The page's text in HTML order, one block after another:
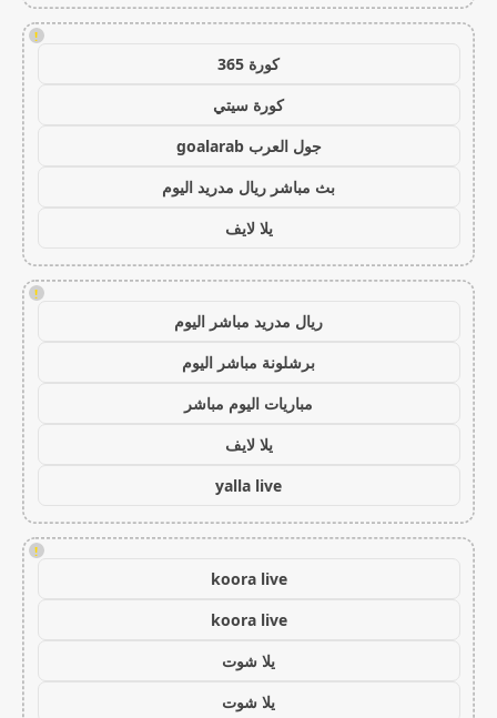
!
كورة 365
كورة سيتي
جول العرب goalarab
بث مباشر ريال مدريد اليوم
يلا لايف
!
ريال مدريد مباشر اليوم
برشلونة مباشر اليوم
مباريات اليوم مباشر
يلا لايف
yalla live
!
koora live
koora live
يلا شوت
يلا شوت